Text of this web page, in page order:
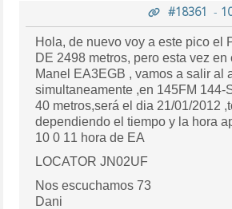
#18361 -
Hola, de nuevo voy a este pico el PEDRAFORCA
DE 2498 metros, pero esta vez en compañia de
Manel EA3EGB , vamos a salir al
simultaneamente ,en 145FM 144-SSB 10-17-20 y
40 metros,será el dia 21/01/2012 ,todo
dependiendo el tiempo y la hora aproximada entre
10 0 11 hora de EA
LOCATOR JN02UF
Nos escuchamos 73
Dani